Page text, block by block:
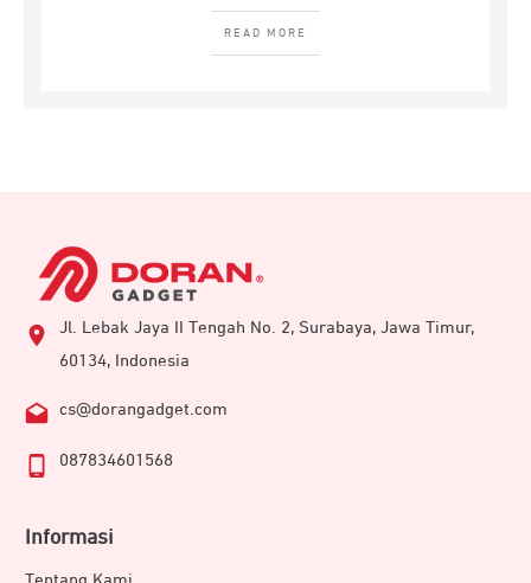
READ MORE
Jl. Lebak Jaya II Tengah No. 2, Surabaya, Jawa Timur,
60134, Indonesia
cs@dorangadget.com
087834601568
Informasi